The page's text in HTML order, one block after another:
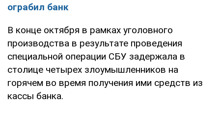
ограбил банк
В конце октября в рамках уголовного
производства в результате проведения
специальной операции СБУ задержала в
столице четырех злоумышленников на
горячем во время получения ими средств из
кассы банка.